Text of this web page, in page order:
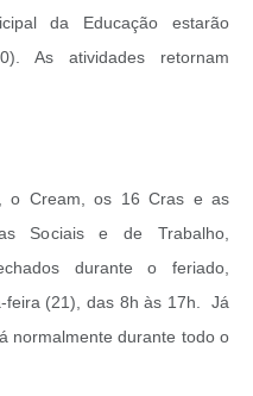
da Educação estarão
As atividades retornam
o Cream, os 16 Cras e as
Sociais e de Trabalho,
durante o feriado,
feira (21), das 8h às 17h. Já
normalmente durante todo o